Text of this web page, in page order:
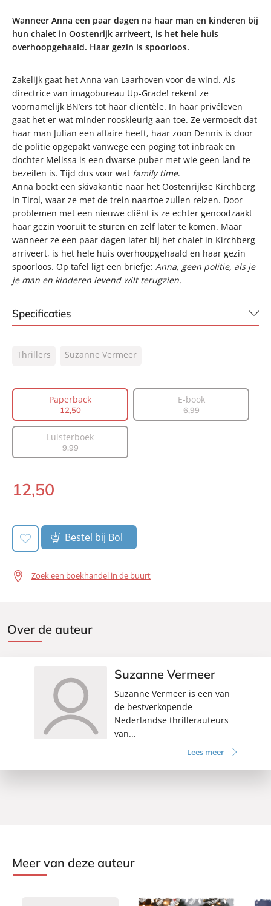
Wanneer Anna een paar dagen na haar man en kinderen bij
hun chalet in Oostenrijk arriveert, is het hele huis
overhoopgehaald. Haar gezin is spoorloos.
Zakelijk gaat het Anna van Laarhoven voor de wind. Als
directrice van imagobureau Up-Grade! rekent ze
voornamelijk BN’ers tot haar clientèle. In haar privéleven
gaat het er wat minder rooskleurig aan toe. Ze vermoedt dat
haar man Julian een affaire heeft, haar zoon Dennis is door
de politie opgepakt vanwege een poging tot inbraak en
dochter Melissa is een dwarse puber met wie geen land te
bezeilen is. Tijd dus voor wat family time.
Anna boekt een skivakantie naar het Oostenrijkse Kirchberg
in Tirol, waar ze met de trein naartoe zullen reizen. Door
problemen met een nieuwe cliënt is ze echter genoodzaakt
haar gezin vooruit te sturen en zelf later te komen. Maar
wanneer ze een paar dagen later bij het chalet in Kirchberg
arriveert, is het hele huis overhoopgehaald en haar gezin
spoorloos. Op tafel ligt een briefje: Anna, geen politie, als je
je man en kinderen levend wilt terugzien.
Specificaties
NUR:
332
Auteur(s):
Suzanne Vermeer
Aantal pagina's:
304
Thrillers Suzanne Vermeer
Paperback
12,50
E-book
6,99
Luisterboek
9,99
Paperback:
12,50
Bestel bij Bol
Zoek een boekhandel in de buurt
Over de auteur
Suzanne Vermeer
Suzanne Vermeer is een van
de bestverkopende
Nederlandse thrillerauteurs
van...
Lees meer
Meer van deze auteur